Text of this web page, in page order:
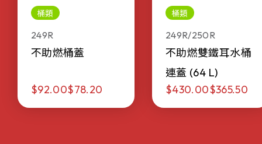
桶類
249R
不助燃桶蓋
$92.00$78.20
桶類
249R/250R
不助燃雙鐵耳水桶
連蓋 (64 L)
$430.00$365.50